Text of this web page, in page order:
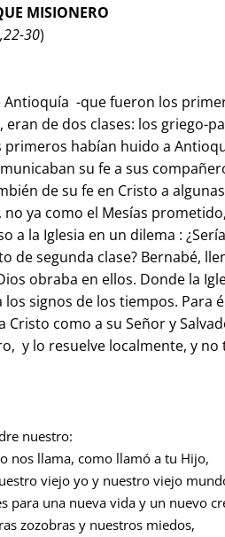
MISIONERO
30)
-que fueron los
eran de dos clases: los griego-
primeros habían huido a
su fe a sus
de su fe en Cristo a
ya como el Mesías
a la Iglesia en un dilema :
de segunda clase? Bernabé,
obraba en ellos. Donde la
signos de los tiempos. Para
Cristo como a su Señor y
y lo resuelve localmente, y
nuestro:
nos llama, como llamó a tu Hijo,
viejo yo y nuestro viejo
para una nueva vida y un nuevo
zozobras y nuestros miedos,